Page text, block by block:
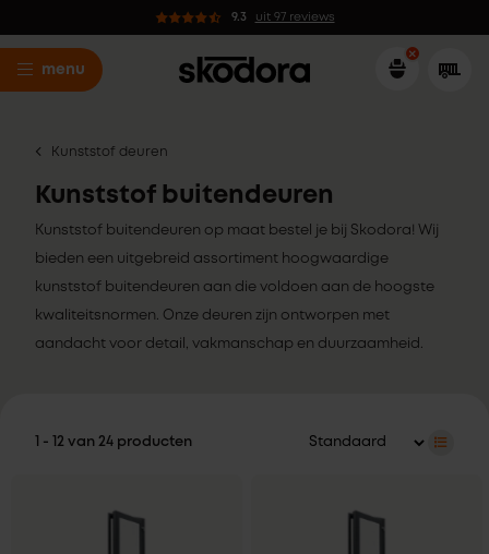
9.3 uit 97 reviews
menu
Kunststof deuren
Kunststof buitendeuren
Kunststof buitendeuren op maat bestel je bij Skodora! Wij
bieden een uitgebreid assortiment hoogwaardige
kunststof buitendeuren aan die voldoen aan de hoogste
kwaliteitsnormen. Onze deuren zijn ontworpen met
aandacht voor detail, vakmanschap en duurzaamheid.
1 - 12 van 24 producten